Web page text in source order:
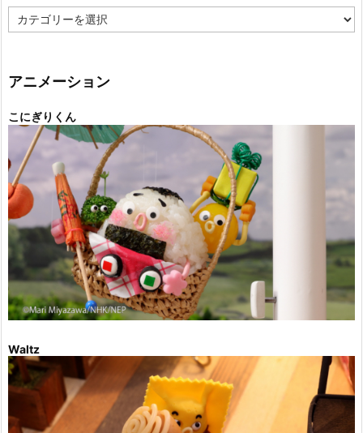
テ
ー
アニメーション
こにぎりくん
Waltz